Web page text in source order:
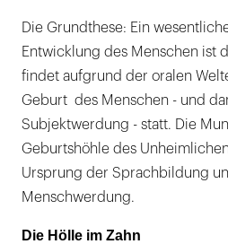
Die Grundthese: Ein
Entwicklung des Menschen ist
findet aufgrund der oralen
Geburt des Menschen - und
Subjektwerdung - statt. Die
Geburtshöhle des
Ursprung der Sprachbildung
Menschwerdung.
Die Hölle im Zahn